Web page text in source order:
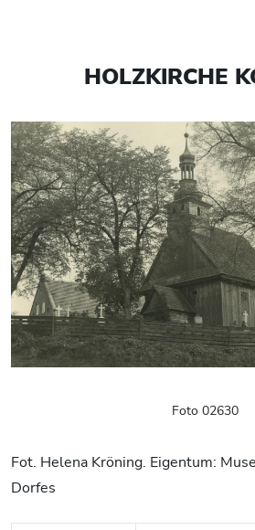
HOLZKIRCHE
Foto 02630
Fot. Helena Kröning. Eigentum:
Dorfes